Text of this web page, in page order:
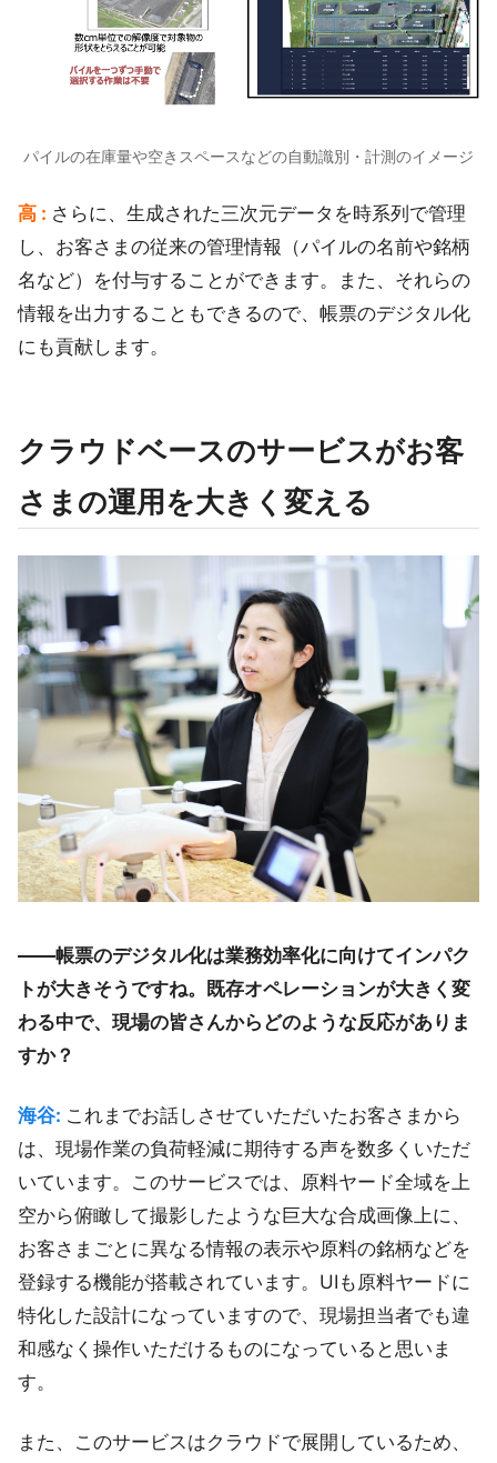
パイルの在庫量や空きスペースなどの自動識別・計測のイメージ
高 : さらに、生成された三次元データを時系列で管理
し、お客さまの従来の管理情報（パイルの名前や銘柄
名など）を付与することができます。また、それらの
情報を出力することもできるので、帳票のデジタル化
にも貢献します。
クラウドベースのサービスがお客
さまの運用を大きく変える
――帳票のデジタル化は業務効率化に向けてインパク
トが大きそうですね。既存オペレーションが大きく変
わる中で、現場の皆さんからどのような反応がありま
すか？
海谷: これまでお話しさせていただいたお客さまから
は、現場作業の負荷軽減に期待する声を数多くいただ
いています。このサービスでは、原料ヤード全域を上
空から俯瞰して撮影したような巨大な合成画像上に、
お客さまごとに異なる情報の表示や原料の銘柄などを
登録する機能が搭載されています。UIも原料ヤードに
特化した設計になっていますので、現場担当者でも違
和感なく操作いただけるものになっていると思いま
す。
また、このサービスはクラウドで展開しているため、